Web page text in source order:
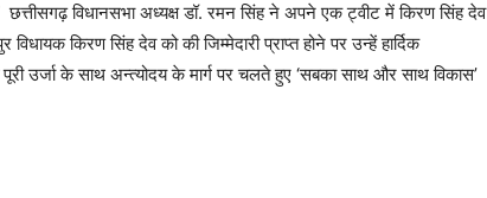
छत्तीसगढ़ विधानसभा अध्यक्ष डॉ. रमन सिंह ने अपने एक ट्वीट में किरण सिंह देव
किरण सिंह देव को की जिम्मेदारी प्राप्त होने पर उन्हें हार्दिक
उर्जा के साथ अन्त्योदय के मार्ग पर चलते हुए ‘सबका साथ और साथ विकास’